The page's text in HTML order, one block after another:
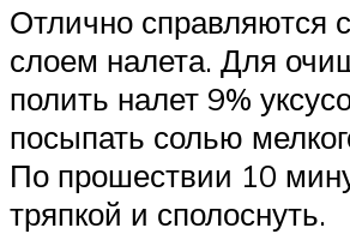
Отлично справляются
слоем налета. Для
полить налет 9%
посыпать солью
По прошествии 10
тряпкой и сполоснуть.